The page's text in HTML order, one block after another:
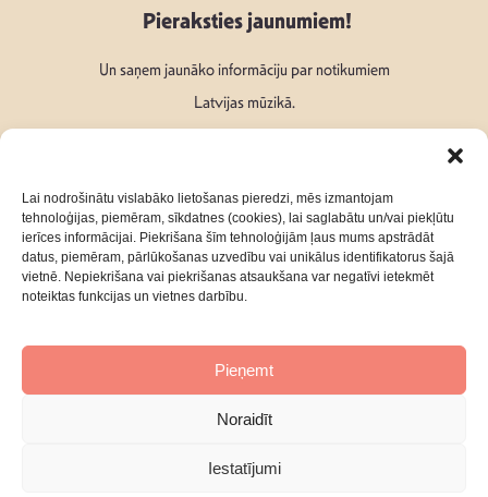
Lai nodrošinātu vislabāko lietošanas pieredzi, mēs izmantojam
tehnoloģijas, piemēram, sīkdatnes (cookies), lai saglabātu un/vai piekļūtu
ierīces informācijai. Piekrišana šīm tehnoloģijām ļaus mums apstrādāt
datus, piemēram, pārlūkošanas uzvedību vai unikālus identifikatorus šajā
vietnē. Nepiekrišana vai piekrišanas atsaukšana var negatīvi ietekmēt
noteiktas funkcijas un vietnes darbību.
Pieņemt
Noraidīt
Iestatījumi
Pieraksties jaunumiem!
Un saņem jaunāko informāciju par notikumiem
Latvijas mūzikā.
Seko mums:
Par mumsKontakti